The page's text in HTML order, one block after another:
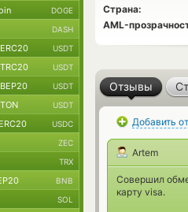
Страна:
AML-
Отзывы
Добавить
Artem
Совершил
карту visa.
DOGE
DASH
USDT
USDT
USDT
USDT
USDC
ZEC
TRX
BNB
SOL